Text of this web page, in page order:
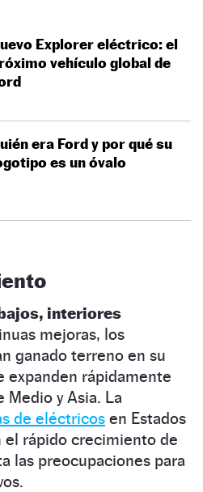
Explorer eléctrico: el
vehículo global de
era Ford y por qué su
es un óvalo
interiores
mejoras, los
ganado terreno en su
expanden rápidamente
Medio y Asia. La
de eléctricos en Estados
el rápido crecimiento de
las preocupaciones para